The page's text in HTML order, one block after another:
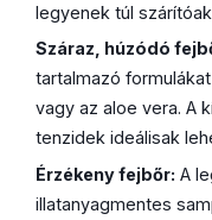
legyenek túl
Száraz, húzódó
tartalmazó
vagy az aloe vera. A
tenzidek ideálisak
Érzékeny fejbőr: A
illatanyagmentes